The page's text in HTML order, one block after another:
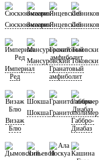
Сюскюянсаари
ЗмеевикЯнцевский
Империал
Ред
Мансуровский
Гранатовый
амфиболит
Визаж
Блю
ШокшаГранитополимер
Габбро-
Диабаз